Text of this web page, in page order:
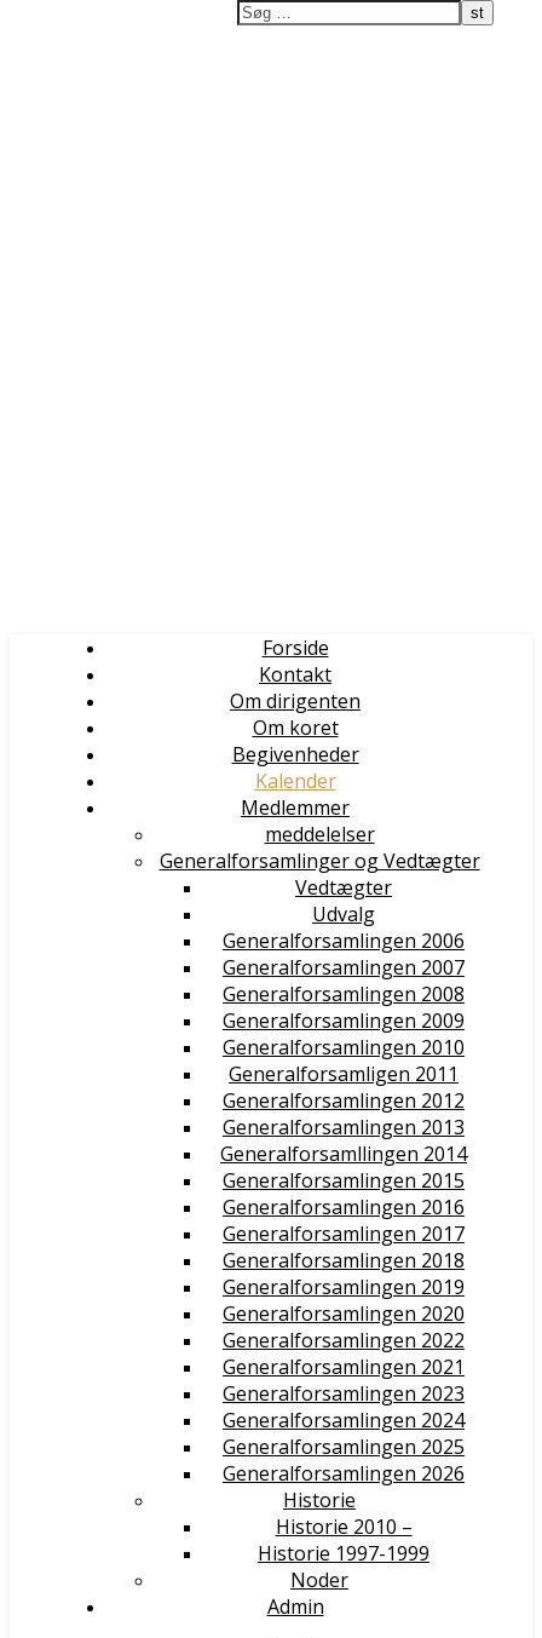
Forside
Kontakt
Om dirigenten
Om koret
Begivenheder
Kalender
Medlemmer
meddelelser
Generalforsamlinger og Vedtægter
Vedtægter
Udvalg
Generalforsamlingen 2006
Generalforsamlingen 2007
Generalforsamlingen 2008
Generalforsamlingen 2009
Generalforsamlingen 2010
Generalforsamligen 2011
Generalforsamlingen 2012
Generalforsamlingen 2013
Generalforsamllingen 2014
Generalforsamlingen 2015
Generalforsamlingen 2016
Generalforsamlingen 2017
Generalforsamlingen 2018
Generalforsamlingen 2019
Generalforsamlingen 2020
Generalforsamlingen 2022
Generalforsamlingen 2021
Generalforsamlingen 2023
Generalforsamlingen 2024
Generalforsamlingen 2025
Generalforsamlingen 2026
Historie
Historie 2010 –
Historie 1997-1999
Noder
Admin